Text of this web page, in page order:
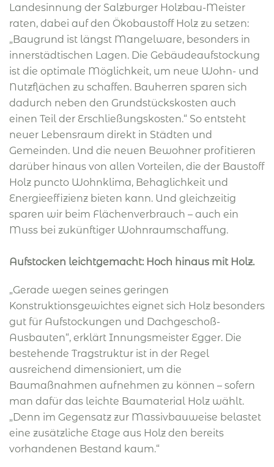
Landesinnung der Salzburger Holzbau-Meister
raten, dabei auf den Ökobaustoff Holz zu setzen:
„Baugrund ist längst Mangelware, besonders in
innerstädtischen Lagen. Die Gebäudeaufstockung
ist die optimale Möglichkeit, um neue Wohn- und
Nutzflächen zu schaffen. Bauherren sparen sich
dadurch neben den Grundstückskosten auch
einen Teil der Erschließungskosten.“ So entsteht
neuer Lebensraum direkt in Städten und
Gemeinden. Und die neuen Bewohner profitieren
darüber hinaus von allen Vorteilen, die der Baustoff
Holz puncto Wohnklima, Behaglichkeit und
Energieeffizienz bieten kann. Und gleichzeitig
sparen wir beim Flächenverbrauch – auch ein
Muss bei zukünftiger Wohnraumschaffung.
Aufstocken leichtgemacht: Hoch hinaus mit Holz.
„Gerade wegen seines geringen
Konstruktionsgewichtes eignet sich Holz besonders
gut für Aufstockungen und Dachgeschoß-
Ausbauten“, erklärt Innungsmeister Egger. Die
bestehende Tragstruktur ist in der Regel
ausreichend dimensioniert, um die
Baumaßnahmen aufnehmen zu können – sofern
man dafür das leichte Baumaterial Holz wählt.
„Denn im Gegensatz zur Massivbauweise belastet
eine zusätzliche Etage aus Holz den bereits
vorhandenen Bestand kaum.“